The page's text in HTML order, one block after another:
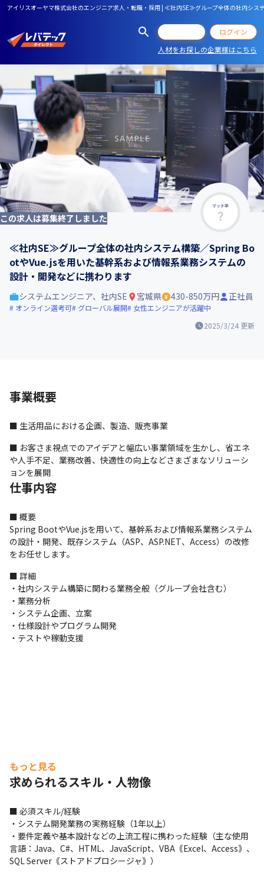
アイリスオーヤマ株式会社のエンジニア求人・転職・採用 | ≪社内SE≫グループ全体の社内シ
ログイン
人材をお探しの企業様はこちら
マッチ率
この求人は募集終了しました
≪社内SE≫グループ全体の社内システム構築／Spring Bo
otやVue.jsを用いた基幹系および情報系業務システムの
設計・開発などに携わります
2025/3/24 更新
システムエンジニア、社内SE 宮城県 430-850万円 正社員
オンライン選考可 グローバル展開 女性エンジニアが活躍中
事業概要
■ 生活用品における企画、製造、販売事業
■ お客さま視点でのアイデアと幅広い事業領域を生かし、省エネ
や人手不足、業務改善、快適性の向上などさまざまなソリューシ
ョンを展開
仕事内容
■ 概要
Spring BootやVue.jsを用いて、基幹系および情報系業務システム
の設計・開発、既存システム（ASP、ASP.NET、Access）の改修
をお任せします。
■ 詳細
・社内システム構築に関わる業務全般（グループ会社含む）
・業務分析
・システム企画、立案
・仕様設計やプログラム開発
・テストや稼動支援
もっと見る
求められるスキル・人物像
■ 必須スキル/経験
・システム開発業務の実務経験（1年以上）
・要件定義や基本設計などの上流工程に携わった経験（主な使用
言語：Java、C#、HTML、JavaScript、VBA｟Excel、Access｠、
SQL Server｟ストアドプロシージャ｠）